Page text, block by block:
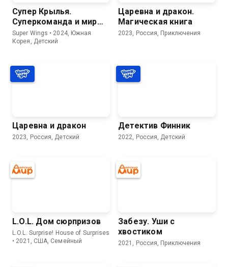
Супер Крылья.
Суперкоманда и мир
Динозавров
Super Wings • 2024, Южная
Корея, Детский
Царевна и дракон.
Магическая книга
2023, Россия, Приключения
Царевна и дракон
2023, Россия, Детский
Детектив Финник
2022, Россия, Детский
L.O.L. Дом сюрпризов
L.O.L. Surprise! House of Surprises
• 2021, США, Семейный
Забезу. Уши с
хвостиком
2021, Россия, Приключения